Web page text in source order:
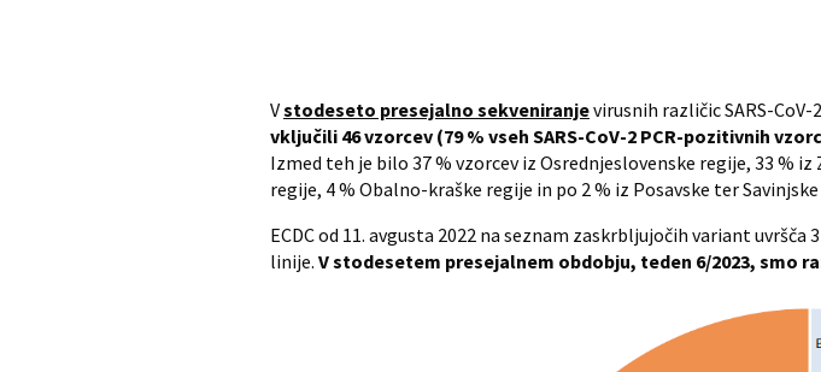
Vstodeseto presejalno sekveniranjevirusnih različic SARS-
vključili 46 vzorcev (79 % vseh SARS-CoV-2 PCR-pozitivnih
Izmed teh je bilo 37 % vzorcev iz Osrednjeslovenske regije, 33 %
regije, 4 % Obalno-kraške regije in po 2 % iz Posavske ter
ECDC od 11. avgusta 2022 na seznam zaskrbljujočih variant
linije. V stodesetem presejalnem obdobju, teden 6/2023, smo